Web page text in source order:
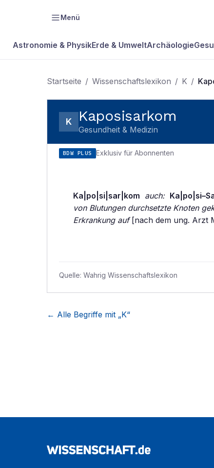
Menü
Astronomie & PhysikErde & UmweltArchäologie
Startseite / Wissenschaftslexikon / K /
K Kaposisarkom
Gesundheit & Medizin
BDW PLUS Exklusiv für Abonnenten
Ka|po|si|sar|kom auch:
von Blutungen durchsetzte Knoten
Erkrankung auf[nach dem ung. Arzt
Quelle: Wahrig Wissenschaftslexikon
← Alle Begriffe mit „K“